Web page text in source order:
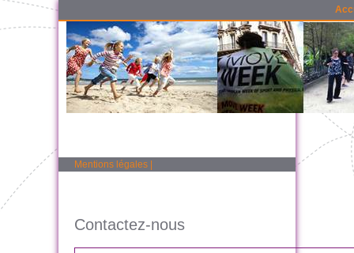
Mentions légales
Contactez-nous